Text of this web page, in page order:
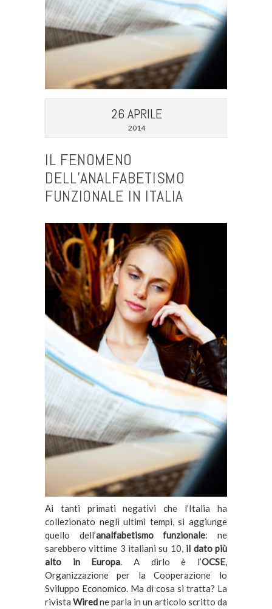
26 APRILE
2014
IL FENOMENO
DELL’ANALFABETISMO
FUNZIONALE IN ITALIA
Ai tanti primati negativi che l’Italia ha
collezionato negli ultimi tempi, si aggiunge
quello dell’analfabetismo funzionale: ne
sarebbero vittime 3 italiani su 10, il dato più
alto in Europa. A dirlo è l’OCSE,
Organizzazione per la Cooperazione lo
Sviluppo Economico. Ma di cosa si tratta? La
rivista Wiredne parla in un articolo scritto da